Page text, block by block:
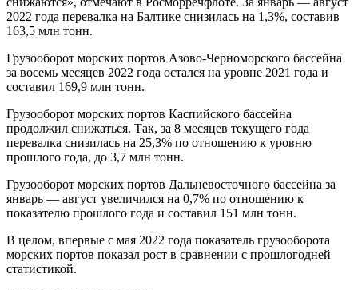
2022 года перевалка на Балтике снизилась на 1,3%, составив
163,5 млн тонн.
Грузооборот морских портов Азово-Черноморского бассейна
за восемь месяцев 2022 года остался на уровне 2021 года и
составил 169,9 млн тонн.
Грузооборот морских портов Каспийского бассейна
продолжил снижаться. Так, за 8 месяцев текущего года
перевалка снизилась на 25,3% по отношению к уровню
прошлого года, до 3,7 млн тонн.
Грузооборот морских портов Дальневосточного бассейна за
январь — август увеличился на 0,7% по отношению к
показателю прошлого года и составил 151 млн тонн.
В целом, впервые с мая 2022 года показатель грузооборота
морских портов показал рост в сравнении с прошлогодней
статистикой.